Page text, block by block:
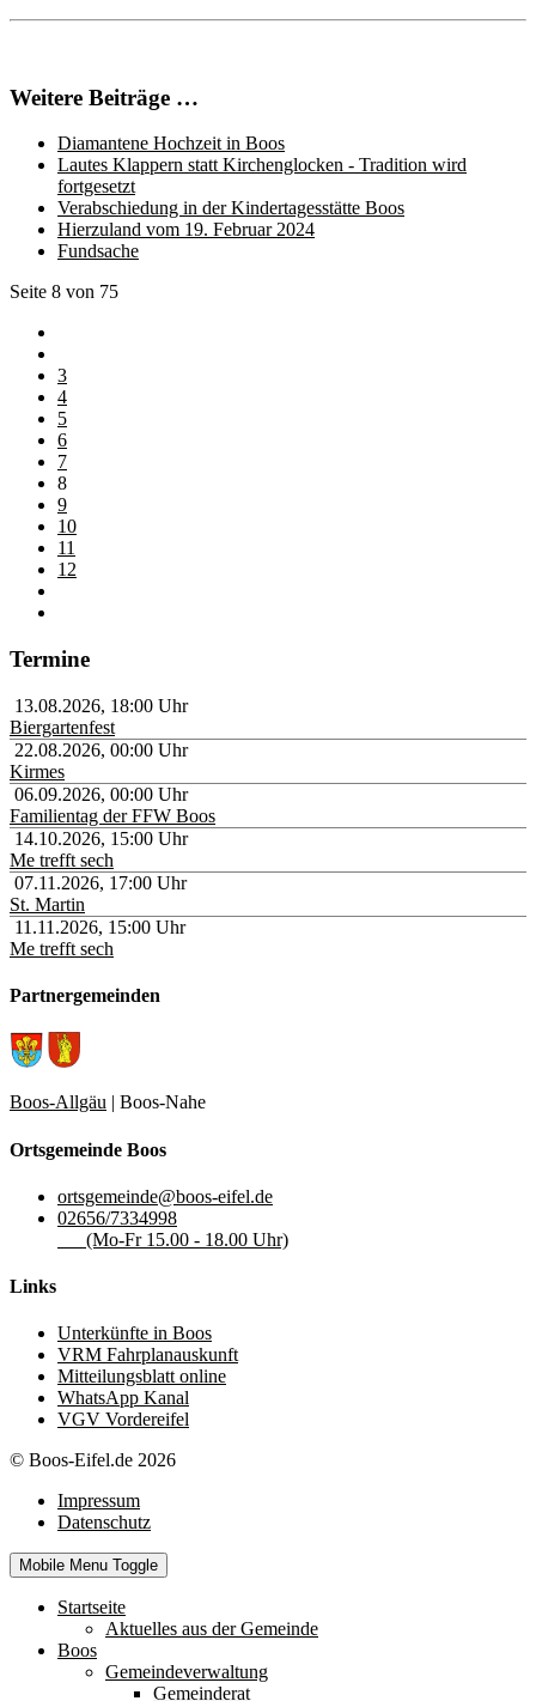
Weitere Beiträge …
Diamantene Hochzeit in Boos
Lautes Klappern statt Kirchenglocken - Tradition wird
fortgesetzt
Verabschiedung in der Kindertagesstätte Boos
Hierzuland vom 19. Februar 2024
Fundsache
Seite 8 von 75
3
4
5
6
7
8
9
10
11
12
Termine
13.08.2026, 18:00 Uhr
Biergartenfest
22.08.2026, 00:00 Uhr
Kirmes
06.09.2026, 00:00 Uhr
Familientag der FFW Boos
14.10.2026, 15:00 Uhr
Me trefft sech
07.11.2026, 17:00 Uhr
St. Martin
11.11.2026, 15:00 Uhr
Me trefft sech
Partnergemeinden
Boos-Allgäu | Boos-Nahe
Ortsgemeinde Boos
ortsgemeinde@boos-eifel.de
02656/7334998
(Mo-Fr 15.00 - 18.00 Uhr)
Links
Unterkünfte in Boos
VRM Fahrplanauskunft
Mitteilungsblatt online
WhatsApp Kanal
VGV Vordereifel
© Boos-Eifel.de 2026
Impressum
Datenschutz
Mobile Menu Toggle
Startseite
Aktuelles aus der Gemeinde
Boos
Gemeindeverwaltung
Gemeinderat